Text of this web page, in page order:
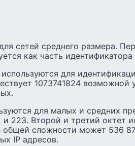
сетей среднего размера.
как часть идентификатора
для
1073741824 возможной
для малых и средних
223. Второй и третий октет
общей сложности может 536
IP адресов.